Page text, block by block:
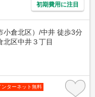
初期費用に注目
小倉北区）/中井 徒歩3分
北区中井３丁目
ンターネット無料